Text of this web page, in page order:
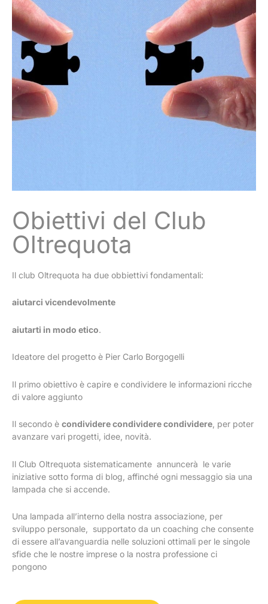
Obiettivi del Club
Oltrequota
Il club Oltrequota ha due obbiettivi fondamentali:
aiutarci vicendevolmente
aiutarti in modo etico.
Ideatore del progetto è Pier Carlo Borgogelli
Il primo obiettivo è capire e condividere le informazioni ricche
di valore aggiunto
Il secondo è condividere condividere condividere, per poter
avanzare vari progetti, idee, novità.
Il Club Oltrequota sistematicamente annuncerà le varie
iniziative sotto forma di blog, affinché ogni messaggio sia una
lampada che si accende.
Una lampada all’interno della nostra associazione, per
sviluppo personale, supportato da un coaching che consente
di essere all’avanguardia nelle soluzioni ottimali per le singole
sfide che le nostre imprese o la nostra professione ci
pongono